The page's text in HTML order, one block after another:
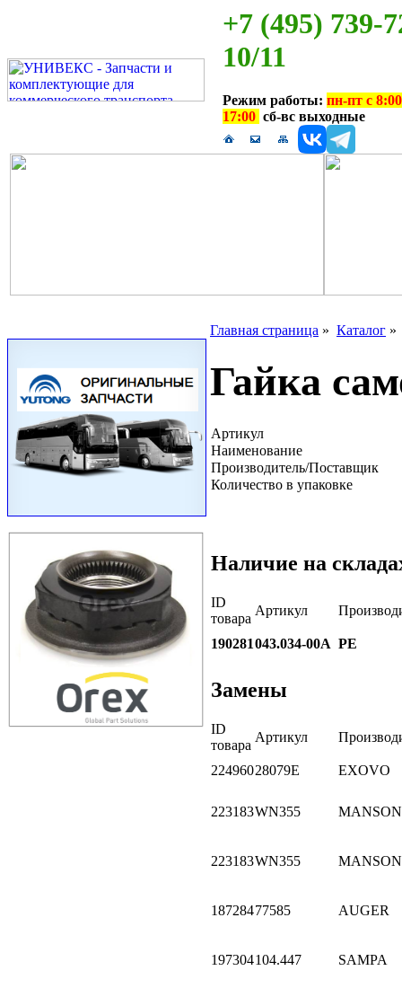
+7 (495) 739-
10/11
Режим работы: пн-пт с
17:00 сб-вс выходные
Главная страница » Каталог
Гайка
Артикул
Наименование
Производитель/Поставщик
Количество в упаковке
Наличие на
ID
товара
Артикул
190281043.034-00A PE
Замены
ID
товара
Артикул
22496028079E EXOVO
223183WN355
223183WN355
18728477585 AUGER
197304104.447 SAMPA